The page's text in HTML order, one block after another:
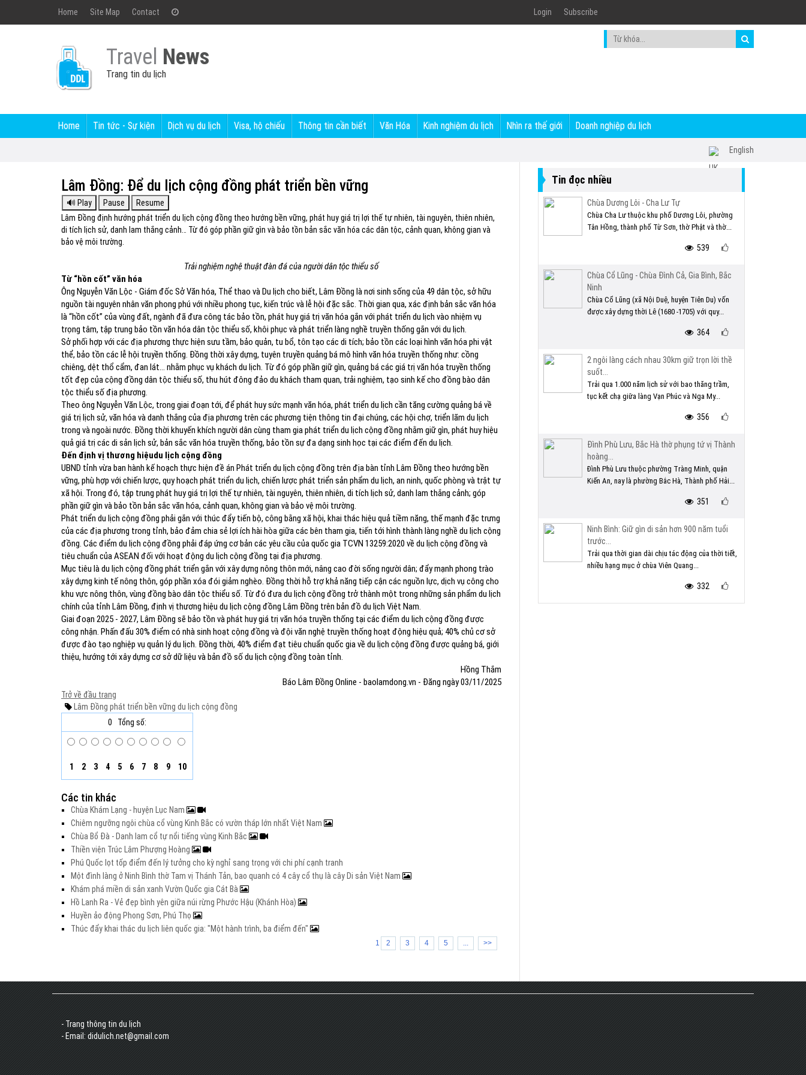
Home Site Map Contact Login Subscribe
Travel News
Trang tin du lịch
Home Tin tức - Sự kiện Dịch vụ du lịch Visa, hộ chiếu Thông tin cần biết Văn Hóa Kinh nghiệm du lịch Nhìn ra thế giới Doanh nghiệp du lịch
English
Lâm Đồng: Để du lịch cộng đồng phát triển bền vững
Lâm Đồng định hướng phát triển du lịch cộng đồng theo hướng bền vững, phát huy giá trị lợi thế tự nhiên, tài nguyên, thiên nhiên,
di tích lịch sử, danh lam thắng cảnh… Từ đó góp phần giữ gìn và bảo tồn bản sắc văn hóa các dân tộc, cảnh quan, không gian và
bảo vệ môi trường.
Trải nghiệm nghệ thuật đàn đá của người dân tộc thiểu số
Từ “hồn cốt” văn hóa
Ông Nguyễn Văn Lộc - Giám đốc Sở Văn hóa, Thể thao và Du lịch cho biết, Lâm Đồng là nơi sinh sống của 49 dân tộc, sở hữu
nguồn tài nguyên nhân văn phong phú với nhiều phong tục, kiến trúc và lễ hội đặc sắc. Thời gian qua, xác định bản sắc văn hóa
là “hồn cốt” của vùng đất, ngành đã đưa công tác bảo tồn, phát huy giá trị văn hóa gắn với phát triển du lịch vào nhiệm vụ
trọng tâm, tập trung bảo tồn văn hóa dân tộc thiểu số, khôi phục và phát triển làng nghề truyền thống gắn với du lịch.
Sở phối hợp với các địa phương thực hiện sưu tầm, bảo quản, tu bổ, tôn tạo các di tích; bảo tồn các loại hình văn hóa phi vật
thể, bảo tồn các lễ hội truyền thống. Đồng thời xây dựng, tuyên truyền quảng bá mô hình văn hóa truyền thống như: cồng
chiêng, dệt thổ cẩm, đan lát… nhằm phục vụ khách du lịch. Từ đó góp phần giữ gìn, quảng bá các giá trị văn hóa truyền thống
tốt đẹp của cộng đồng dân tộc thiểu số, thu hút đông đảo du khách tham quan, trải nghiệm, tạo sinh kế cho đồng bào dân
tộc thiểu số địa phương.
Theo ông Nguyễn Văn Lộc, trong giai đoạn tới, để phát huy sức mạnh văn hóa, phát triển du lịch cần tăng cường quảng bá về
giá trị lịch sử, văn hóa và danh thắng của địa phương trên các phương tiện thông tin đại chúng, các hội chợ, triển lãm du lịch
trong và ngoài nước. Đồng thời khuyến khích người dân cùng tham gia phát triển du lịch cộng đồng nhằm giữ gìn, phát huy hiệu
quả giá trị các di sản lịch sử, bản sắc văn hóa truyền thống, bảo tồn sự đa dạng sinh học tại các điểm đến du lịch.
Đến định vị thương hiệudu lịch cộng đồng
UBND tỉnh vừa ban hành kế hoạch thực hiện đề án Phát triển du lịch cộng đồng trên địa bàn tỉnh Lâm Đồng theo hướng bền
vững, phù hợp với chiến lược, quy hoạch phát triển du lịch, chiến lược phát triển sản phẩm du lịch, an ninh, quốc phòng và trật tự
xã hội. Trong đó, tập trung phát huy giá trị lợi thế tự nhiên, tài nguyên, thiên nhiên, di tích lịch sử, danh lam thắng cảnh; góp
phần giữ gìn và bảo tồn bản sắc văn hóa, cảnh quan, không gian và bảo vệ môi trường.
Phát triển du lịch cộng đồng phải gắn với thúc đẩy tiến bộ, công bằng xã hội, khai thác hiệu quả tiềm năng, thế mạnh đặc trưng
của các địa phương trong tỉnh, bảo đảm chia sẻ lợi ích hài hòa giữa các bên tham gia, tiến tới hình thành làng nghề du lịch cộng
đồng. Các điểm du lịch cộng đồng phải đáp ứng cơ bản các yêu cầu của quốc gia TCVN 13259:2020 về du lịch cộng đồng và
tiêu chuẩn của ASEAN đối với hoạt động du lịch cộng đồng tại địa phương.
Mục tiêu là du lịch cộng đồng phát triển gắn với xây dựng nông thôn mới, nâng cao đời sống người dân; đẩy mạnh phong trào
xây dựng kinh tế nông thôn, góp phần xóa đói giảm nghèo. Đồng thời hỗ trợ khả năng tiếp cận các nguồn lực, dịch vụ công cho
khu vực nông thôn, vùng đồng bào dân tộc thiểu số. Từ đó đưa du lịch cộng đồng trở thành một trong những sản phẩm du lịch
chính của tỉnh Lâm Đồng, định vị thương hiệu du lịch cộng đồng Lâm Đồng trên bản đồ du lịch Việt Nam.
Giai đoạn 2025 - 2027, Lâm Đồng sẽ bảo tồn và phát huy giá trị văn hóa truyền thống tại các điểm du lịch cộng đồng được
công nhận. Phấn đấu 30% điểm có nhà sinh hoạt cộng đồng và đội văn nghệ truyền thống hoạt động hiệu quả; 40% chủ cơ sở
được đào tạo nghiệp vụ quản lý du lịch. Đồng thời, 40% điểm đạt tiêu chuẩn quốc gia về du lịch cộng đồng được quảng bá, giới
thiệu, hướng tới xây dựng cơ sở dữ liệu và bản đồ số du lịch cộng đồng toàn tỉnh.
Hồng Thắm
Báo Lâm Đồng Online - baolamdong.vn - Đăng ngày 03/11/2025
Trở về đầu trang
Lâm Đồng phát triển bền vững du lịch cộng đồng
0
Tổng số:
1 2 3 4 5 6 7 8 9 10
Các tin khác
Chùa Khám Lạng - huyện Lục Nam
Chiêm ngưỡng ngôi chùa cổ vùng Kinh Bắc có vườn tháp lớn nhất Việt Nam
Chùa Bổ Đà - Danh lam cổ tự nổi tiếng vùng Kinh Bắc
Thiền viện Trúc Lâm Phượng Hoàng
Phú Quốc lọt tốp điểm đến lý tưởng cho kỳ nghỉ sang trọng với chi phí cạnh tranh
Một đình làng ở Ninh Bình thờ Tam vị Thánh Tản, bao quanh có 4 cây cổ thụ là cây Di sản Việt Nam
Khám phá miền di sản xanh Vườn Quốc gia Cát Bà
Hồ Lanh Ra - Vẻ đẹp bình yên giữa núi rừng Phước Hậu (Khánh Hòa)
Huyền ảo động Phong Sơn, Phú Thọ
Thúc đẩy khai thác du lịch liên quốc gia: "Một hành trình, ba điểm đến"
1 2 3 4 5 ... >>
Tin đọc nhiều
Chùa Dương Lôi - Cha Lư Tự
Chùa Cha Lư thuộc khu phố Dương Lôi, phường
Tân Hồng, thành phố Từ Sơn, thờ Phật và thờ...
539
Chùa Cổ Lũng - Chùa Đình Cả, Gia Bình, Bắc
Ninh
Chùa Cổ Lũng (xã Nội Duệ, huyện Tiên Du) vốn
được xây dựng thời Lê (1680 -1705) với quy...
364
2 ngôi làng cách nhau 30km giữ trọn lời thề
suốt...
Trải qua 1.000 năm lịch sử với bao thăng trầm,
tục kết chạ giữa làng Vạn Phúc và Nga My...
356
Đình Phù Lưu, Bắc Hà thờ phụng tứ vị Thành
hoàng...
Đình Phù Lưu thuộc phường Tràng Minh, quận
Kiến An, nay là phường Bắc Hà, Thành phố Hải...
351
Ninh Bình: Giữ gìn di sản hơn 900 năm tuổi
trước...
Trải qua thời gian dài chịu tác động của thời tiết,
nhiều hạng mục ở chùa Viên Quang...
332
- Trang thông tin du lịch
- Email: didulich.net@gmail.com